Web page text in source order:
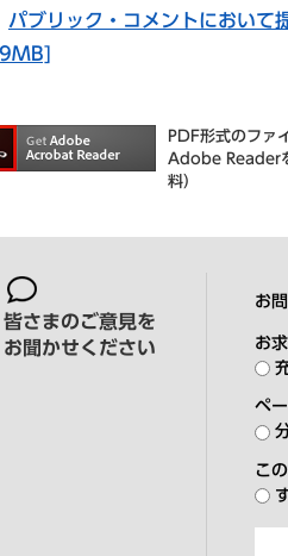
パブリック・コメントにおいて
PDF形式のファ
Adobe Reader
料）
皆さまのご意見を
お聞かせください
お
お
ペ
こ